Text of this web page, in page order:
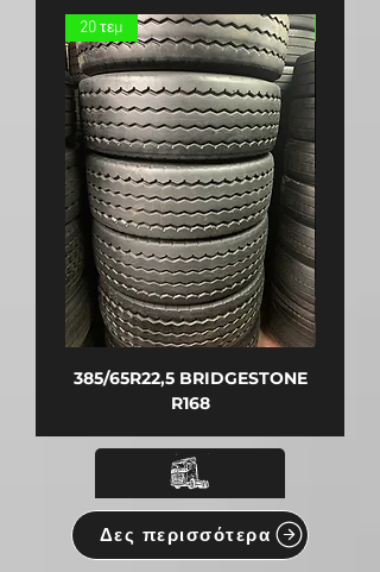
20 τεμ
385/65R22,5 BRIDGESTONE
R168
Δες περισσότερα